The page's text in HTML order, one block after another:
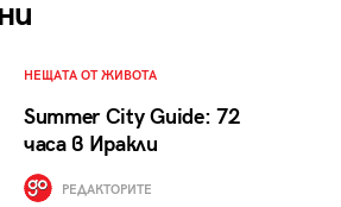
НЕЩАТА ОТ ЖИВОТА
Summer City Guide: 72
часа в Иракли
РЕДАКТОРИТЕ